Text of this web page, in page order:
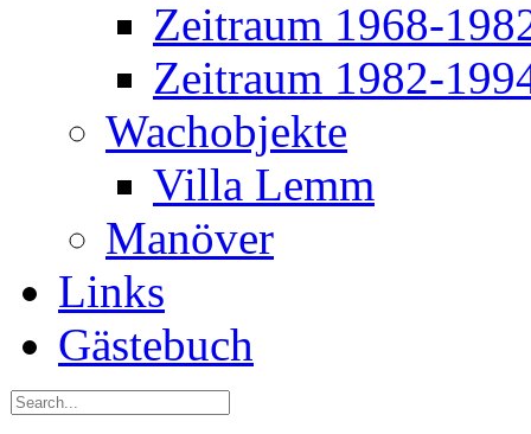
Zeitraum 1968-
Zeitraum 1982-
Wachobjekte
Villa Lemm
Manöver
Links
Gästebuch